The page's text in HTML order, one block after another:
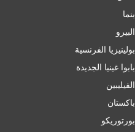
بنما
البيرو
بولينيزيا الفرنسية
بابوا غينيا الجديدة
الفيليبين
باكستان
بورتوريكو